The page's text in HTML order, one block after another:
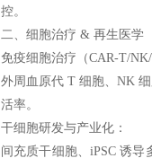
控。
二、细胞治疗 & 再生医学
免疫细胞治疗（CAR-T/
外周血原代 T 细胞、NK
活率。
干细胞研发与产业化：
间充质干细胞、iPSC 诱